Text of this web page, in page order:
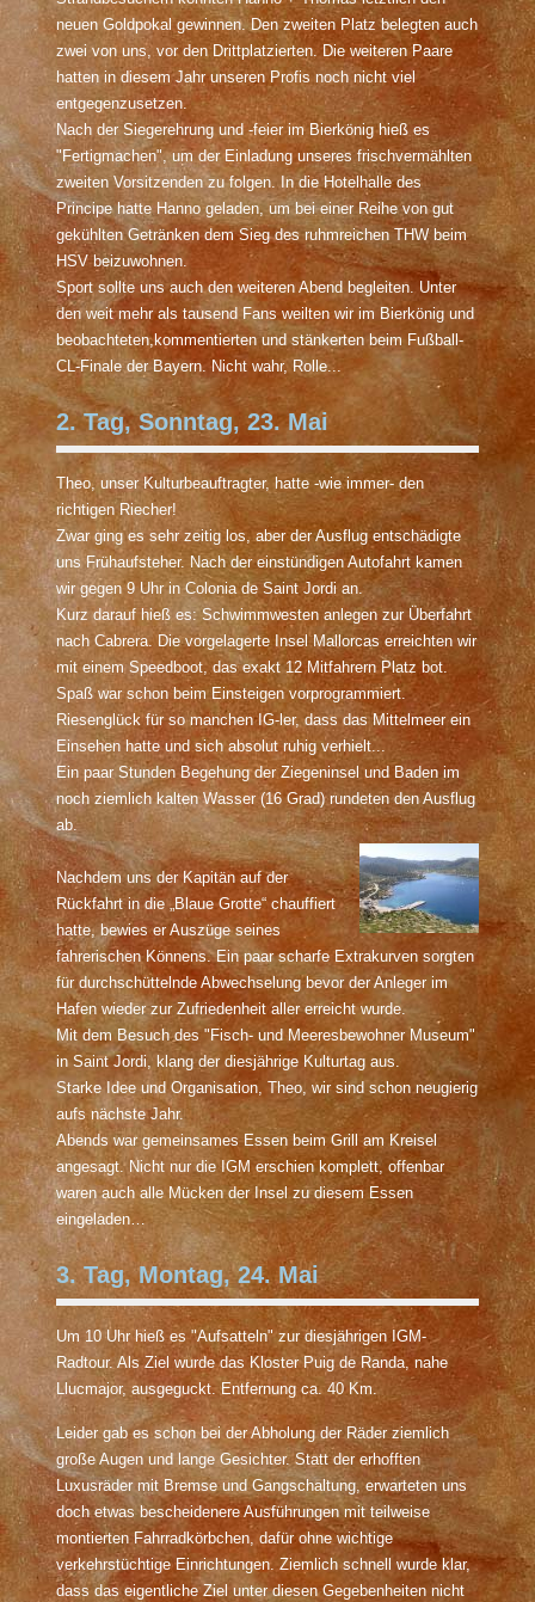
neuen Goldpokal gewinnen. Den zweiten Platz belegten auch
zwei von uns, vor den Drittplatzierten. Die weiteren Paare
hatten in diesem Jahr unseren Profis noch nicht viel
entgegenzusetzen.
Nach der Siegerehrung und -feier im Bierkönig hieß es
"Fertigmachen", um der Einladung unseres frischvermählten
zweiten Vorsitzenden zu folgen. In die Hotelhalle des
Principe hatte Hanno geladen, um bei einer Reihe von gut
gekühlten Getränken dem Sieg des ruhmreichen THW beim
HSV beizuwohnen.
Sport sollte uns auch den weiteren Abend begleiten. Unter
den weit mehr als tausend Fans weilten wir im Bierkönig und
beobachteten,kommentierten und stänkerten beim Fußball-
CL-Finale der Bayern. Nicht wahr, Rolle...
2. Tag, Sonntag, 23. Mai
Theo, unser Kulturbeauftragter, hatte -wie immer- den
richtigen Riecher!
Zwar ging es sehr zeitig los, aber der Ausflug entschädigte
uns Frühaufsteher. Nach der einstündigen Autofahrt kamen
wir gegen 9 Uhr in Colonia de Saint Jordi an.
Kurz darauf hieß es: Schwimmwesten anlegen zur Überfahrt
nach Cabrera. Die vorgelagerte Insel Mallorcas erreichten wir
mit einem Speedboot, das exakt 12 Mitfahrern Platz bot.
Spaß war schon beim Einsteigen vorprogrammiert.
Riesenglück für so manchen IG-ler, dass das Mittelmeer ein
Einsehen hatte und sich absolut ruhig verhielt...
Ein paar Stunden Begehung der Ziegeninsel und Baden im
noch ziemlich kalten Wasser (16 Grad) rundeten den Ausflug
ab.
Nachdem uns der Kapitän auf der
Rückfahrt in die „Blaue Grotte“ chauffiert
hatte, bewies er Auszüge seines
fahrerischen Könnens. Ein paar scharfe Extrakurven sorgten
für durchschüttelnde Abwechselung bevor der Anleger im
Hafen wieder zur Zufriedenheit aller erreicht wurde.
Mit dem Besuch des "Fisch- und Meeresbewohner Museum"
in Saint Jordi, klang der diesjährige Kulturtag aus.
Starke Idee und Organisation, Theo, wir sind schon neugierig
aufs nächste Jahr.
Abends war gemeinsames Essen beim Grill am Kreisel
angesagt. Nicht nur die IGM erschien komplett, offenbar
waren auch alle Mücken der Insel zu diesem Essen
eingeladen…
3. Tag, Montag, 24. Mai
Um 10 Uhr hieß es "Aufsatteln" zur diesjährigen IGM-
Radtour. Als Ziel wurde das Kloster Puig de Randa, nahe
Llucmajor, ausgeguckt. Entfernung ca. 40 Km.
Leider gab es schon bei der Abholung der Räder ziemlich
große Augen und lange Gesichter. Statt der erhofften
Luxusräder mit Bremse und Gangschaltung, erwarteten uns
doch etwas bescheidenere Ausführungen mit teilweise
montierten Fahrradkörbchen, dafür ohne wichtige
verkehrstüchtige Einrichtungen. Ziemlich schnell wurde klar,
dass das eigentliche Ziel unter diesen Gegebenheiten nicht